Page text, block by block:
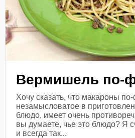
Вермишель по-
Хочу сказать, что макароны
незамысловатое в
блюдо, имеет очень
вы думаете, чье это блюдо? Я
и всегда так...